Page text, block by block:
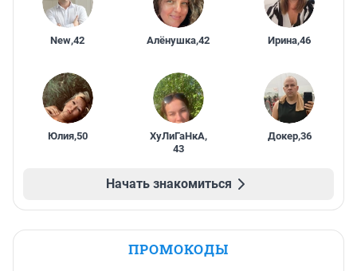
New,42 Алёнушка,42 Ирина,46
Юлия,50 ХуЛиГаНкА,
43
Докер,36
Начать знакомиться
ПРОМОКОДЫ